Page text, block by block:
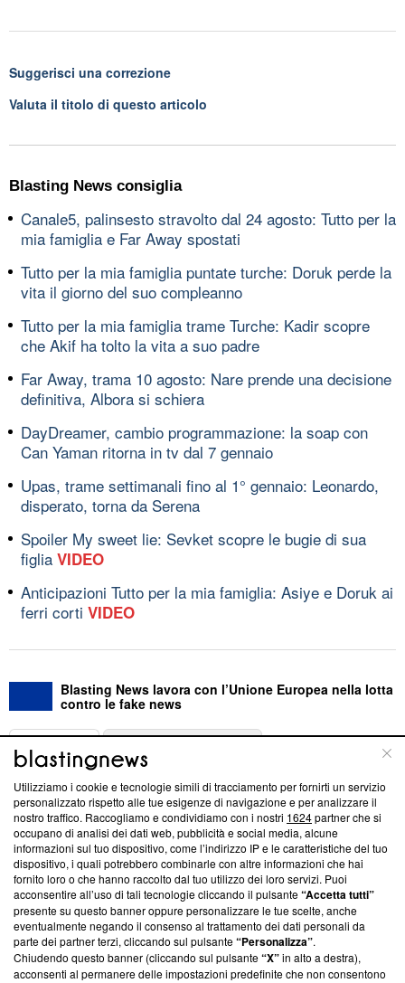
Suggerisci una correzione
Valuta il titolo di questo articolo
Blasting News consiglia
Canale5, palinsesto stravolto dal 24 agosto: Tutto per la
mia famiglia e Far Away spostati
Tutto per la mia famiglia puntate turche: Doruk perde la
vita il giorno del suo compleanno
Tutto per la mia famiglia trame Turche: Kadir scopre
che Akif ha tolto la vita a suo padre
Far Away, trama 10 agosto: Nare prende una decisione
definitiva, Albora si schiera
DayDreamer, cambio programmazione: la soap con
Can Yaman ritorna in tv dal 7 gennaio
Upas, trame settimanali fino al 1° gennaio: Leonardo,
disperato, torna da Serena
Spoiler My sweet lie: Sevket scopre le bugie di sua
figlia VIDEO
Anticipazioni Tutto per la mia famiglia: Asiye e Doruk ai
ferri corti VIDEO
Blasting News lavora con l’Unione Europea nella lotta
contro le fake news
ABOUT
Questa sezione offre informazioni trasparenti su Blasting
News, sui nostri processi editoriali e su come ci impegniamo a
creare news di qualità. Inoltre, afferma la nostra aderenza a
‘Trust Project - News with Integrity’Blasting News non è
ancora membro del programma, ma ha richiesto di farne
parte; Trust Project non ha ancora effettuato una verifica di
conformità agli standard.
Su di noi
Team editoriale
Utilizziamo i cookie e tecnologie simili di tracciamento per fornirti un servizio
personalizzato rispetto alle tue esigenze di navigazione e per analizzare il
nostro traffico. Raccogliamo e condividiamo con i nostri 1624partner che si
occupano di analisi dei dati web, pubblicità e social media, alcune
informazioni sul tuo dispositivo, come l’indirizzo IP e le caratteristiche del tuo
dispositivo, i quali potrebbero combinarle con altre informazioni che hai
fornito loro o che hanno raccolto dal tuo utilizzo dei loro servizi. Puoi
acconsentire all’uso di tali tecnologie cliccando il pulsante“Accetta tutti”
presente su questo banner oppure personalizzare le tue scelte, anche
eventualmente negando il consenso al trattamento dei dati personali da
parte dei partner terzi, cliccando sul pulsante“Personalizza”.
Chiudendo questo banner (cliccando sul pulsante“X”in alto a destra),
acconsenti al permanere delle impostazioni predefinite che non consentono